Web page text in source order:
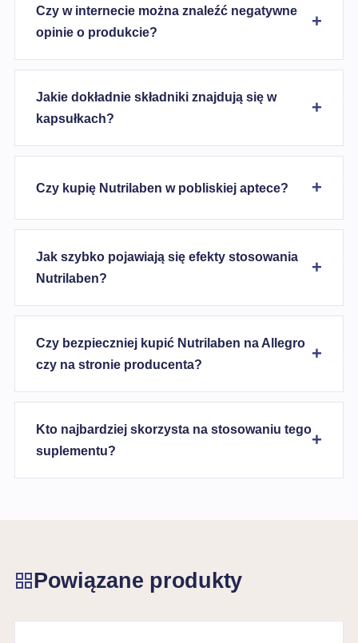
Czy w internecie można znaleźć negatywne
opinie o produkcie?
Jakie dokładnie składniki znajdują się w
kapsułkach?
Czy kupię Nutrilaben w pobliskiej aptece?
Jak szybko pojawiają się efekty stosowania
Nutrilaben?
Czy bezpieczniej kupić Nutrilaben na Allegro
czy na stronie producenta?
Kto najbardziej skorzysta na stosowaniu tego
suplementu?
Powiązane produkty